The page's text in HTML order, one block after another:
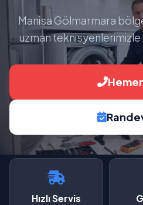
Manisa Gölmarmara
uzman
Hızlı Servis